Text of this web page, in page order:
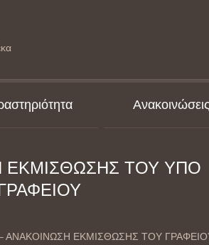
Ανακοινώσεις
ΕΚΜΙΣΘΩΣΗΣ ΤΟΥ ΥΠΟ
– ΑΝΑΚΟΙΝΩΣΗ ΕΚΜΙΣΘΩΣΗΣ ΤΟΥ